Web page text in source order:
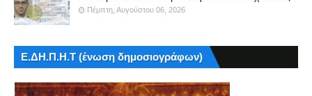
Πέμπτη, Αυγούστου 06, 2026
Ε.ΔΗ.Π.Η.Τ (ένωση δημοσιογράφων)